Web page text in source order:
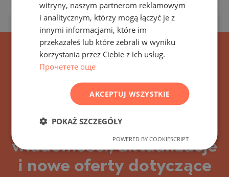
Zapisz się na wszystkie
wiadomości, aktualizacje
i nowe oferty dotyczące
FRENCH
ROMANIAN
witryny, naszym partnerom reklamowym
i analitycznym, którzy mogą łączyć je z
innymi informacjami, które im
przekazałeś lub które zebrali w wyniku
korzystania przez Ciebie z ich usług.
Прочетете още
AKCEPTUJ WSZYSTKIE
POKAŻ SZCZEGÓŁY
POWERED BY COOKIESCRIPT